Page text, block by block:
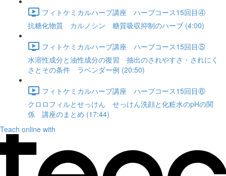
フィトケミカルハーブ講座 ハーブコース15回目④
抗糖化物質 カルノシン 糖質吸収抑制のハーブ (4:00)
フィトケミカルハーブ講座 ハーブコース15回目⑤
水溶性成分と油性成分の復習 抽出のされやすさ・されにく
さとその条件 ラベンダー例 (20:50)
フィトケミカルハーブ講座 ハーブコース15回目⑥
クロロフィルとせっけん せっけん洗顔と化粧水のpHの関
係 講座のまとめ (17:44)
Teach online with